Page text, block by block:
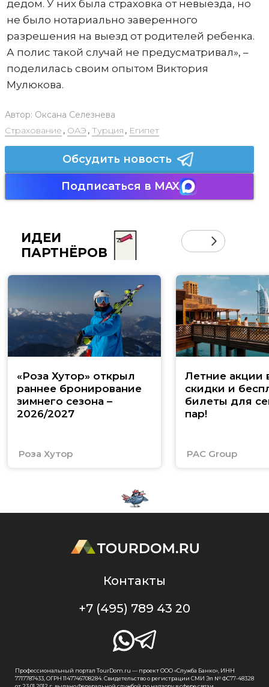
дедом. У них была страховка от невыезда, но
не было нотариально заверенного
разрешения на выезд от родителей ребенка.
А полис такой случай не предусматривал», –
поделилась своим опытом Виктория
Мулюкова.
Автор: Оксана Селезнева
Страхование , ОАЭ , Турция , Египет
Обсудить новость
Подписаться в MAX
ИДЕИ
ПАРТНЁРОВ
«Роза Хутор» открыл
раннее бронирование
зимнего сезона –
2026/2027
Роза Хутор
Летние акции
скидки и
билеты для
пар!
PAC Group
Контакты
+7 (495) 789 43 20
Профессиональный портал TourDom.ru — проект ООО «Служба Банко», ИНН
7717787433, ОГРН 1147746708284. Свидетельство о регистрации СМИ Эл № ФС77-48328